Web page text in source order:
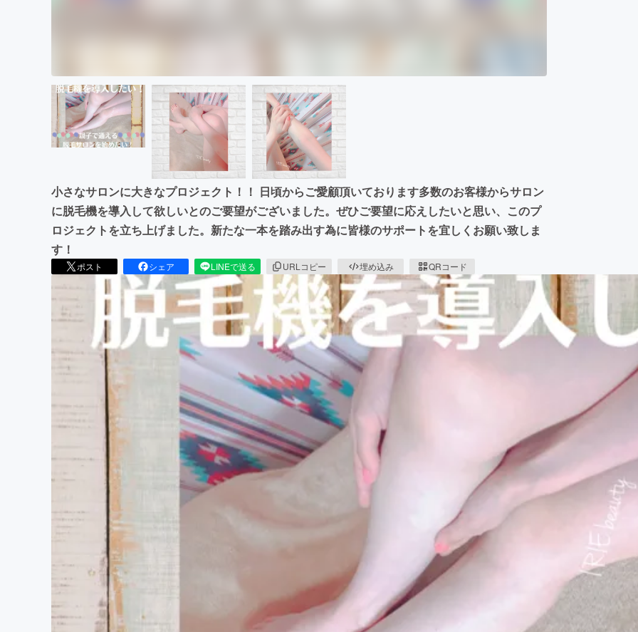
小さなサロンに大きなプロジェクト！！ 日頃からご愛顧頂いております多数のお客様からサロン
に脱毛機を導入して欲しいとのご要望がございました。ぜひご要望に応えしたいと思い、このプ
ロジェクトを立ち上げました。新たな一本を踏み出す為に皆様のサポートを宜しくお願い致しま
す！
ポスト シェア LINEで送る URLコピー 埋め込み QRコード